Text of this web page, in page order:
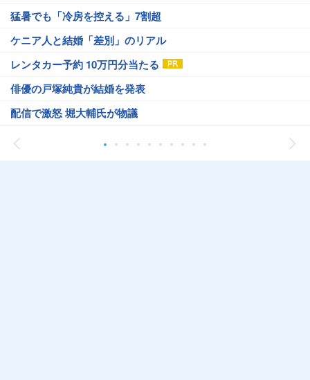
猛暑でも「冷房を控える」7割超
ケニア人と結婚「差別」のリアル
レンタカー予約 10万円分当たる
俳優の戸塚純貴が結婚を発表
配信で激怒 堀大輔氏が物議